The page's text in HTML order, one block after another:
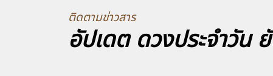
ติดตามข่าวสาร
อัปเดต ดวงประจำวัน